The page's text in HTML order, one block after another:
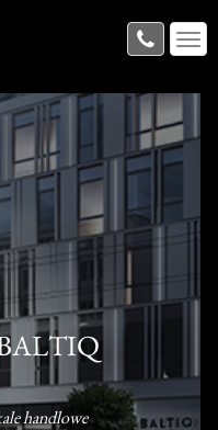
handlowe